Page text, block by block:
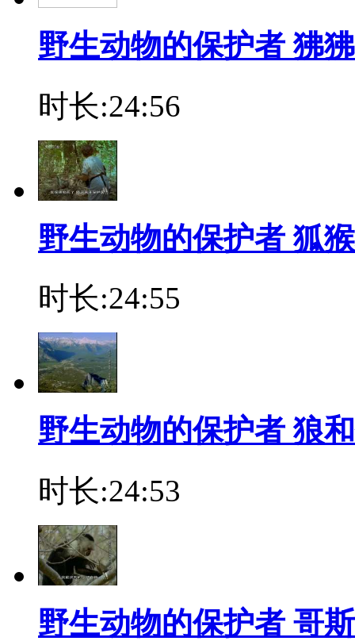
野生动物的保护者 狒
时长:24:56
野生动物的保护者 狐
时长:24:55
野生动物的保护者 狼
时长:24:53
野生动物的保护者 哥